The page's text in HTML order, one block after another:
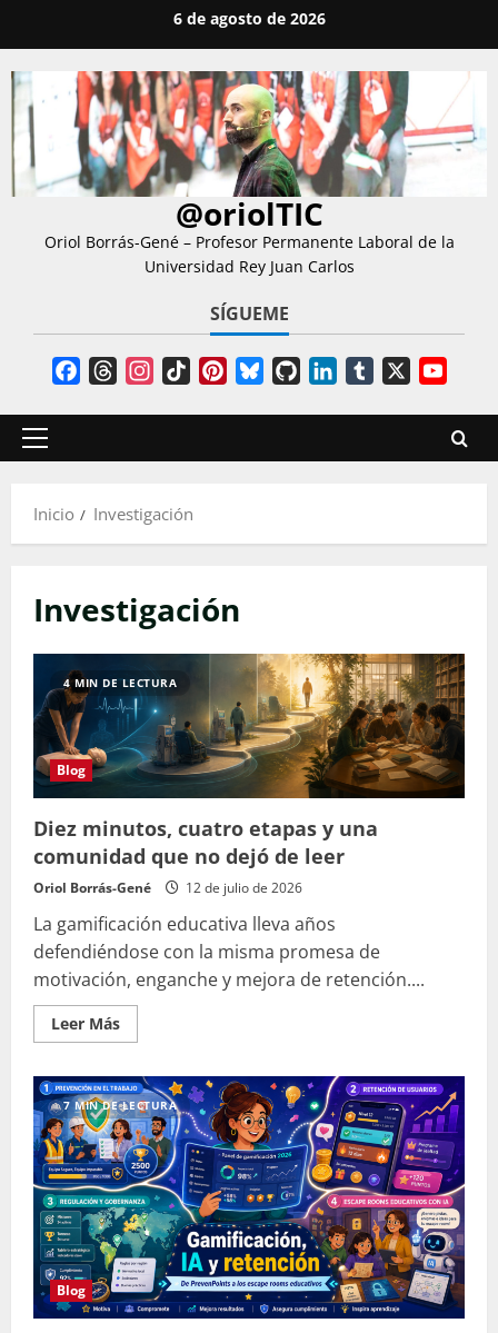
contenido
6 de agosto de 2026
@oriolTIC
Oriol Borrás-Gené – Profesor Permanente Laboral de la
Universidad Rey Juan Carlos
SÍGUEME
FacebookThreadsInstagram
TikTokPinterestBlueskyGitHubLinkedInTumblr
Menú
Inicio
Investigación
Investigación
4 MIN DE LECTURA
Blog
Diez minutos, cuatro etapas y una
comunidad que no dejó de leer
Oriol Borrás-Gené 12 de julio de 2026
La gamificación educativa lleva años
defendiéndose con la misma promesa de
motivación, enganche y mejora de retención....
Leer MásLeer
más
Diez
minutos,
cuatro
etapas
y
una
comunidad
que
no
dejó
de
leer
7 MIN DE LECTURA
Blog